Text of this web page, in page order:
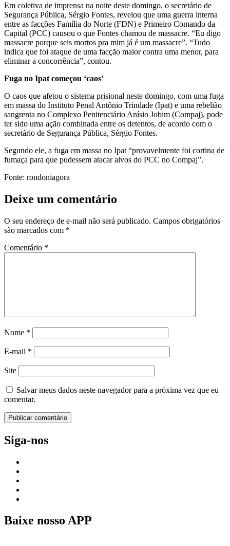
Em coletiva de imprensa na noite deste domingo, o secretário de
Segurança Pública, Sérgio Fontes, revelou que uma guerra interna
entre as facções Família do Norte (FDN) e Primeiro Comando da
Capital (PCC) causou o que Fontes chamou de massacre. “Eu digo
massacre porque seis mortos pra mim já é um massacre”. “Tudo
indica que foi ataque de uma facção maior contra uma menor, para
eliminar a concorrência”, contou.
Fuga no Ipat começou ‘caos’
O caos que afetou o sistema prisional neste domingo, com uma fuga
em massa do Instituto Penal Antônio Trindade (Ipat) e uma rebelião
sangrenta no Complexo Penitenciário Anísio Jobim (Compaj), pode
ter sido uma ação combinada entre os detentos, de acordo com o
secretário de Segurança Pública, Sérgio Fontes.
Segundo ele, a fuga em massa no Ipat “provavelmente foi cortina de
fumaça para que pudessem atacar alvos do PCC no Compaj”.
Fonte: rondoniagora
Deixe um comentário
O seu endereço de e-mail não será publicado. Campos obrigatórios
são marcados com *
Comentário *
Nome *
E-mail *
Site
Salvar meus dados neste navegador para a próxima vez que eu
comentar.
Siga-nos
Baixe nosso APP